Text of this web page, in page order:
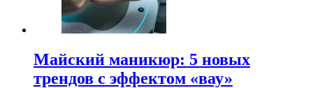
Майский маникюр: 5 новых
трендов с эффектом «вау»